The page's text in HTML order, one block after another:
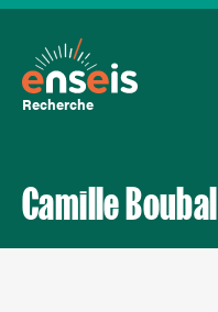
Recherche
Camille Boubal